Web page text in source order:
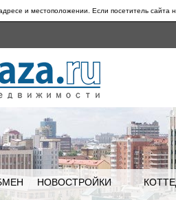
и местоположении. Если посетитель сайта
НОВОСТРОЙКИ